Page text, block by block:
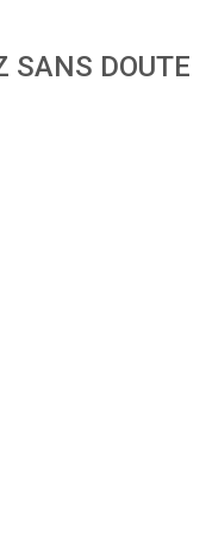
SANS DOUTE